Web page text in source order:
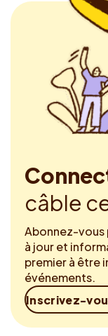
câble
Abonnez-vous
à jour et
premier à être
événements.
Inscrivez-